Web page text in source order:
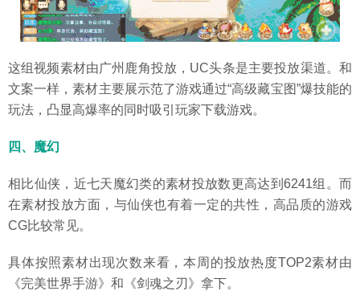
这组视频素材由广州鹿角投放，UC头条是主要投放渠道。和
文案一样，素材主要展示范了游戏通过“高级藏宝图”爆技能的
玩法，凸显高爆率的同时吸引玩家下载游戏。
四、魔幻
相比仙侠，近七天魔幻类的素材投放数更高达到6241组。而
在素材投放方面，与仙侠也有着一定的共性，高品质的游戏
CG比较常见。
具体按照素材出现次数来看，本周的投放热度TOP2素材由
《完美世界手游》和《剑魂之刃》拿下。